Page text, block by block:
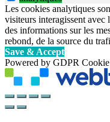
Les cookies analytiques
visiteurs interagissent
des informations sur les
rebond, de la source du
Save & Accept
Powered by GDPR